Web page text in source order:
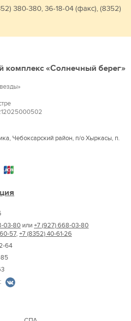
380-380, 36-18-04 (факс), (8352)
комплекс «Солнечный берег»
Чебоксарский район, п/о Хыркасы, п.
03-80 или+7 (927) 668-03-80
57,+7 (8352) 40-61-26
64